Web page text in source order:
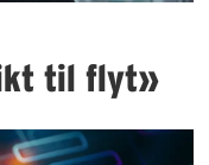
til flyt»